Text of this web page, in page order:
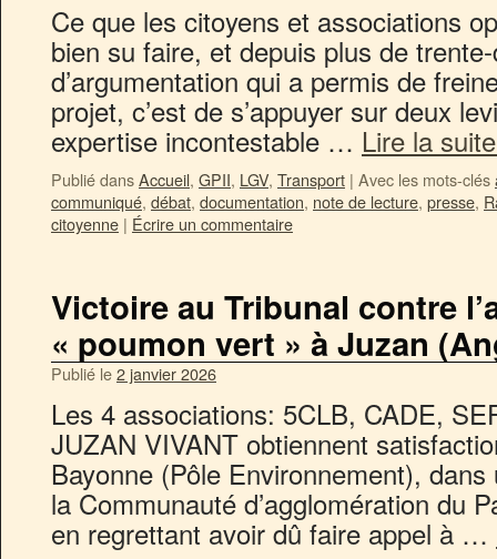
Ce que les citoyens et associations
bien su faire, et depuis plus de
d’argumentation qui a permis de
projet, c’est de s’appuyer sur deux
expertise incontestable … Lire la
Publié dansAccueil, GPII, LGV, Transport | Avec les mots-clés
communiqué, débat, documentation, note de lecture, presse,
citoyenne | Écrire un commentaire
Victoire au Tribunal contre
« poumon vert » à Juzan
Publié le2 janvier 2026
Les 4 associations: 5CLB, CADE,
JUZAN VIVANT obtiennent
Bayonne (Pôle Environnement),
la Communauté d’agglomération du
en regrettant avoir dû faire appel à …